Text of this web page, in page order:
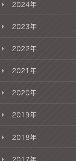
2024年
2023年
2022年
2021年
2020年
2019年
2018年
2017年